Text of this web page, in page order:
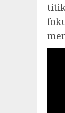
titik